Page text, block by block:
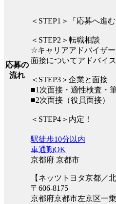
応募の
流れ
＜STEP1＞「応募へ進
＜STEP2＞転職相談
☆キャリアアドバイザー
面接についてアドバイス
＜STEP3＞企業と面接
■1次面接・適性検査・
■2次面接（役員面接）
＜STEP4＞内定！
駅徒歩10分以内
車通勤OK
京都府 京都市
【ネッツトヨタ京都／
〒606-8175
京都府京都市左京区一